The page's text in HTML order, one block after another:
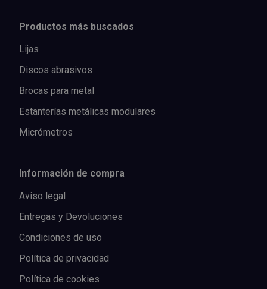
Productos más buscados
Lijas
Discos abrasivos
Brocas para metal
Estanterías metálicas modulares
Micrómetros
Información de compra
Aviso legal
Entregas y Devoluciones
Condiciones de uso
Política de privacidad
Política de cookies